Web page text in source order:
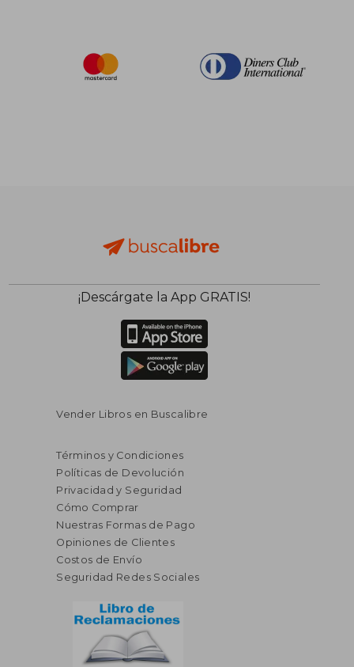
$ 108.39 40%
¡Descárgate la App GRATIS!
Vender Libros en Buscalibre
Términos y Condiciones
Políticas de Devolución
Privacidad y Seguridad
Cómo Comprar
Nuestras Formas de Pago
Opiniones de Clientes
Costos de Envío
Seguridad Redes Sociales